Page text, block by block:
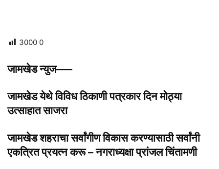
3000 0
जामखेड न्युज—–
जामखेड येथे विविध ठिकाणी पत्रकार दिन मोठ्या
उत्साहात साजरा
जामखेड शहराचा सर्वांगीण विकास करण्यासाठीसर्वांनी
एकत्रित प्रयत्न करू – नगराध्यक्षा प्रांजल चिंतामणी